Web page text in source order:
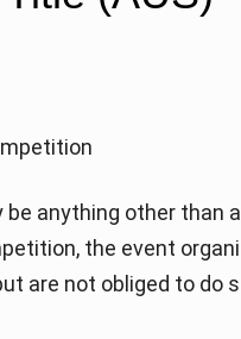
anything other than
the event
are not obliged to do